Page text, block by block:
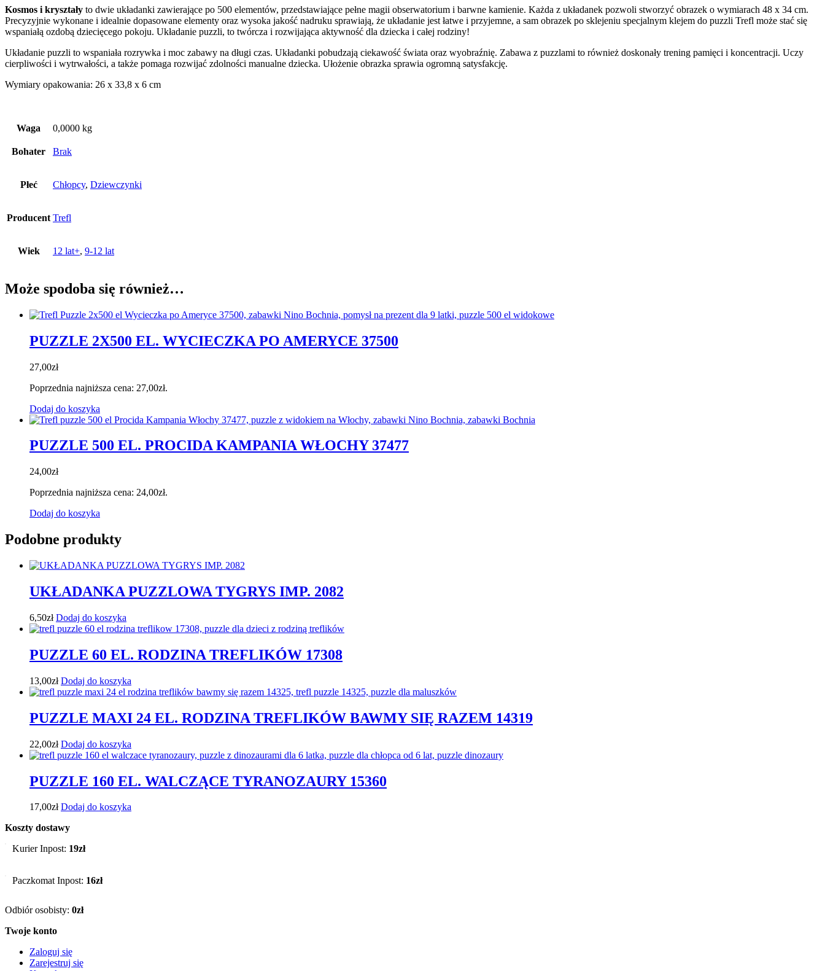
Kosmos i kryształy to dwie układanki zawierające po 500 elementów, przedstawiające pełne magii obserwatorium i barwne kamienie. Każda z układanek pozwoli stworzyć obrazek o wymiarach 48 x 34 cm.
Precyzyjnie wykonane i idealnie dopasowane elementy oraz wysoka jakość nadruku sprawiają, że układanie jest łatwe i przyjemne, a sam obrazek po sklejeniu specjalnym klejem do puzzli Trefl może stać się
wspaniałą ozdobą dziecięcego pokoju. Układanie puzzli, to twórcza i rozwijająca aktywność dla dziecka i całej rodziny!
Układanie puzzli to wspaniała rozrywka i moc zabawy na długi czas. Układanki pobudzają ciekawość świata oraz wyobraźnię. Zabawa z puzzlami to również doskonały trening pamięci i koncentracji. Uczy
cierpliwości i wytrwałości, a także pomaga rozwijać zdolności manualne dziecka. Ułożenie obrazka sprawia ogromną satysfakcję.
Wymiary opakowania: 26 x 33,8 x 6 cm
Waga 0,0000 kg
Bohater Brak
Płeć Chłopcy, Dziewczynki
Producent Trefl
Wiek 12 lat+, 9-12 lat
Może spodoba się również…
PUZZLE 2X500 EL. WYCIECZKA PO AMERYCE 37500
27,00zł
Poprzednia najniższa cena: 27,00zł.
Dodaj do koszyka
PUZZLE 500 EL. PROCIDA KAMPANIA WŁOCHY 37477
24,00zł
Poprzednia najniższa cena: 24,00zł.
Dodaj do koszyka
Podobne produkty
UKŁADANKA PUZZLOWA TYGRYS IMP. 2082
6,50zł Dodaj do koszyka
PUZZLE 60 EL. RODZINA TREFLIKÓW 17308
13,00zł Dodaj do koszyka
PUZZLE MAXI 24 EL. RODZINA TREFLIKÓW BAWMY SIĘ RAZEM 14319
22,00zł Dodaj do koszyka
PUZZLE 160 EL. WALCZĄCE TYRANOZAURY 15360
17,00zł Dodaj do koszyka
Koszty dostawy
Kurier Inpost: 19zł
Paczkomat Inpost: 16zł
Odbiór osobisty: 0zł
Twoje konto
Zaloguj się
Zarejestruj się